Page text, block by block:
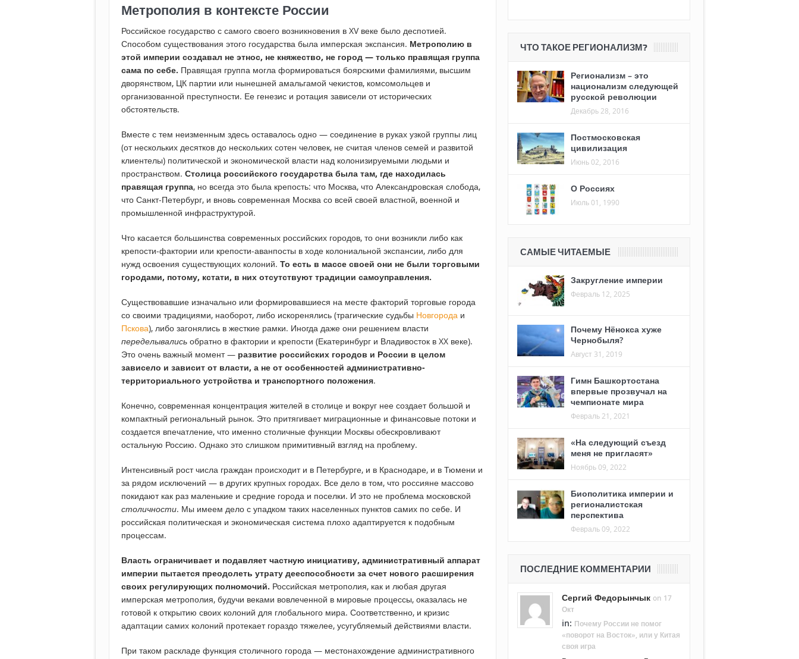
Метрополия в контексте России
Российское государство с самого своего возникновения в XV веке было деспотией.
Способом существования этого государства была имперская экспансия. Метрополию в
этой империи создавал не этнос, не княжество, не город — только правящая группа
сама по себе. Правящая группа могла формироваться боярскими фамилиями, высшим
дворянством, ЦК партии или нынешней амальгамой чекистов, комсомольцев и
организованной преступности. Ее генезис и ротация зависели от исторических
обстоятельств.
Вместе с тем неизменным здесь оставалось одно — соединение в руках узкой группы лиц
(от нескольких десятков до нескольких сотен человек, не считая членов семей и развитой
клиентелы) политической и экономической власти над колонизируемыми людьми и
пространством. Столица российского государства была там, где находилась
правящая группа, но всегда это была крепость: что Москва, что Александровская слобода,
что Санкт-Петербург, и вновь современная Москва со всей своей властной, военной и
промышленной инфраструктурой.
Что касается большинства современных российских городов, то они возникли либо как
крепости-фактории или крепости-аванпосты в ходе колониальной экспансии, либо для
нужд освоения существующих колоний. То есть в массе своей они не были торговыми
городами, потому, кстати, в них отсутствуют традиции самоуправления.
Существовавшие изначально или формировавшиеся на месте факторий торговые города
со своими традициями, наоборот, либо искоренялись (трагические судьбы Новгорода и
Пскова), либо загонялись в жесткие рамки. Иногда даже они решением власти
переделывались обратно в фактории и крепости (Екатеринбург и Владивосток в XX веке).
Это очень важный момент — развитие российских городов и России в целом
зависело и зависит от власти, а не от особенностей административно-
территориального устройства и транспортного положения.
Конечно, современная концентрация жителей в столице и вокруг нее создает большой и
компактный региональный рынок. Это притягивает миграционные и финансовые потоки и
создается впечатление, что именно столичные функции Москвы обескровливают
остальную Россию. Однако это слишком примитивный взгляд на проблему.
Интенсивный рост числа граждан происходит и в Петербурге, и в Краснодаре, и в Тюмени и
за рядом исключений — в других крупных городах. Все дело в том, что россияне массово
покидают как раз маленькие и средние города и поселки. И это не проблема московской
столичности. Мы имеем дело с упадком таких населенных пунктов самих по себе. И
российская политическая и экономическая система плохо адаптируется к подобным
процессам.
Власть ограничивает и подавляет частную инициативу, административный аппарат
империи пытается преодолеть утрату дееспособности за счет нового расширения
своих регулирующих полномочий. Российская метрополия, как и любая другая
имперская метрополия, будучи веками вовлеченной в мировые процессы, оказалась не
готовой к открытию своих колоний для глобального мира. Соответственно, и кризис
адаптации самих колоний протекает гораздо тяжелее, усугубляемый действиями власти.
При таком раскладе функция столичного города — местонахождение административного
ЧТО ТАКОЕ РЕГИОНАЛИЗМ?
Регионализм – это
национализм следующей
русской революции
Декабрь 28, 2016
Постмосковская
цивилизация
Июнь 02, 2016
О Россиях
Июль 01, 1990
САМЫЕ ЧИТАЕМЫЕ
Закругление империи
Февраль 12, 2025
Почему Нёнокса хуже
Чернобыля?
Август 31, 2019
Гимн Башкортостана
впервые прозвучал на
чемпионате мира
Февраль 21, 2021
«На следующий съезд
меня не пригласят»
Ноябрь 09, 2022
Биополитика империи и
регионалистская
перспектива
Февраль 09, 2022
ПОСЛЕДНИЕ КОММЕНТАРИИ
Сергий Федорынчык on 17
Окт
in: Почему России не помог
«поворот на Восток», или у Китая
своя игра